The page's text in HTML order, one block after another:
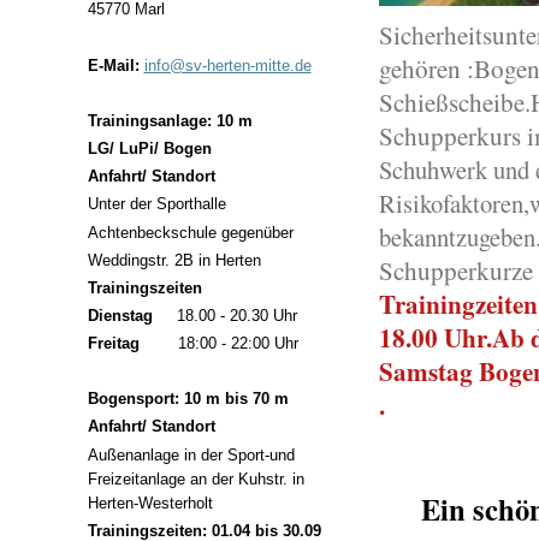
gehören
Schupperkurs
Schuhwerk
18.00 Uhr.Ab
Samstag
.
Ein
45770 Marl
E-Mail: info@sv-herten-mitte.de
Trainingsanlage: 10 m
LG/ LuPi/ Bogen
Anfahrt/ Standort
Unter der Sporthalle
Achtenbeckschule gegenüber
Weddingstr. 2B in Herten
Trainingszeiten
Dienstag 18.00 - 20.30 Uhr
Freitag 18:00 - 22:00 Uhr
Bogensport: 10 m bis 70 m
Anfahrt/ Standort
Außenanlage in der Sport-und
Freizeitanlage an der Kuhstr. in
Herten-Westerholt
Trainingszeiten: 01.04 bis 30.09